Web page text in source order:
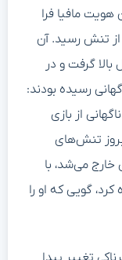
مافیا فرا
تنش رسید. آن
گرفت و در
رسیده بودند:
از بازی
تنش‌های
خارج می‌شد، با
گویی که او را